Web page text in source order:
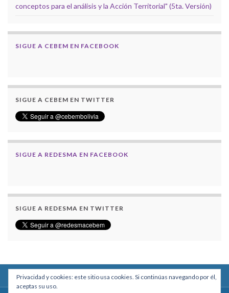
conceptos para el análisis y la Acción Territorial" (5ta. Versión)
SIGUE A CEBEM EN FACEBOOK
SIGUE A CEBEM EN TWITTER
SIGUE A REDESMA EN FACEBOOK
SIGUE A REDESMA EN TWITTER
Privacidad y cookies: este sitio usa cookies. Si continúas navegando por él,
aceptas su uso.